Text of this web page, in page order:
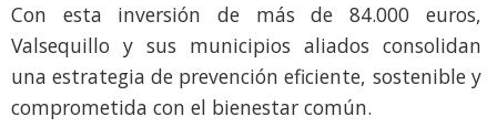
Con esta inversión de más de 84.000 euros,
Valsequillo y sus municipios aliados consolidan
una estrategia de prevención eficiente, sostenible y
comprometida con el bienestar común.